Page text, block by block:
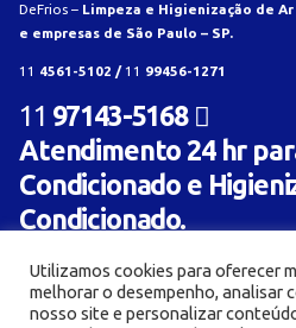
DeFrios – Limpeza e Higienização de
e empresas de São Paulo – SP.
11 4561-5102 / 11 99456-1271
11 97143-5168
Atendimento 24 hr
Condicionado e
Condicionado.
Utilizamos cookies para oferecer
melhorar o desempenho, analisar
nosso site e personalizar